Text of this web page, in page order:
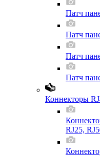
Патч
Патч
Патч
Патч
Коннекторы
RJ25,